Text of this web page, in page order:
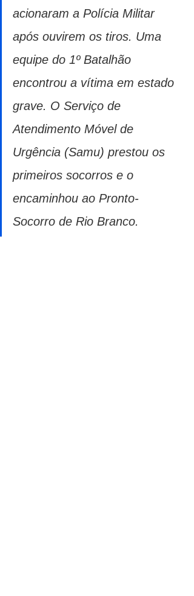
acionaram a Polícia Militar
após ouvirem os tiros. Uma
equipe do 1º Batalhão
encontrou a vítima em estado
grave. O Serviço de
Atendimento Móvel de
Urgência (Samu) prestou os
primeiros socorros e o
encaminhou ao Pronto-
Socorro de Rio Branco.